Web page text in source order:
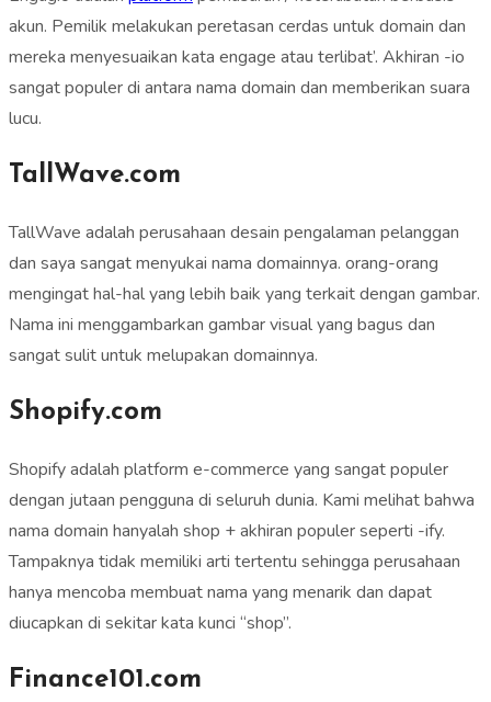
akun. Pemilik melakukan peretasan cerdas untuk domain dan
mereka menyesuaikan kata engage atau terlibat’. Akhiran -io
sangat populer di antara nama domain dan memberikan suara
lucu.
TallWave.com
TallWave adalah perusahaan desain pengalaman pelanggan
dan saya sangat menyukai nama domainnya. orang-orang
mengingat hal-hal yang lebih baik yang terkait dengan gambar.
Nama ini menggambarkan gambar visual yang bagus dan
sangat sulit untuk melupakan domainnya.
Shopify.com
Shopify adalah platform e-commerce yang sangat populer
dengan jutaan pengguna di seluruh dunia. Kami melihat bahwa
nama domain hanyalah shop + akhiran populer seperti -ify.
Tampaknya tidak memiliki arti tertentu sehingga perusahaan
hanya mencoba membuat nama yang menarik dan dapat
diucapkan di sekitar kata kunci “shop”.
Finance101.com